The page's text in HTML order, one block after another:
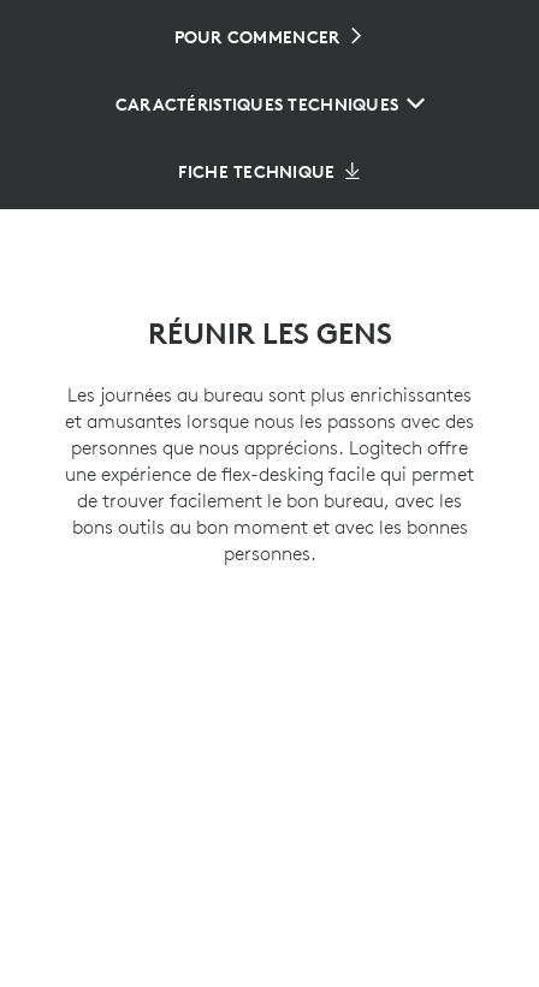
POUR COMMENCER
CARACTÉRISTIQUES TECHNIQUES
FICHE TECHNIQUE
RÉUNIR LES GENS
Les journées au bureau sont plus enrichissantes
et amusantes lorsque nous les passons avec des
personnes que nous apprécions. Logitech offre
une expérience de flex-desking facile qui permet
de trouver facilement le bon bureau, avec les
bons outils au bon moment et avec les bonnes
personnes.